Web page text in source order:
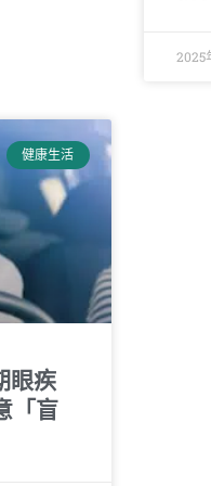
2025
健康生活
眼疾
「盲